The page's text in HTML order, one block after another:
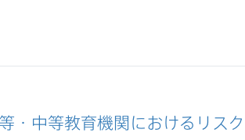
・中等教育機関におけるリス